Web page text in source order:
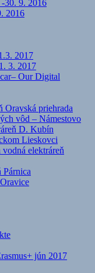
30. 9. 2016
2016
2017
3. 2017
Our Digital
Oravská priehrada
vôd – Námestovo
D. Kubín
Lieskovci
elektráreň
Párnica
jún 2017